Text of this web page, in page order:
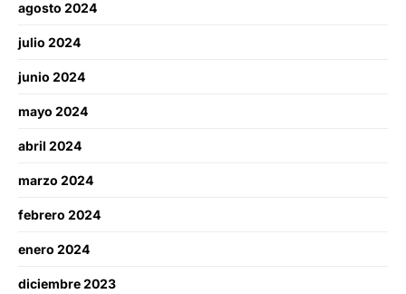
agosto 2024
julio 2024
junio 2024
mayo 2024
abril 2024
marzo 2024
febrero 2024
enero 2024
diciembre 2023